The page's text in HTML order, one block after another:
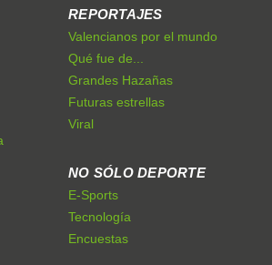
REPORTAJES
Valencianos por el mundo
Qué fue de...
Grandes Hazañas
Futuras estrellas
Viral
NO SÓLO DEPORTE
E-Sports
Tecnología
Encuestas